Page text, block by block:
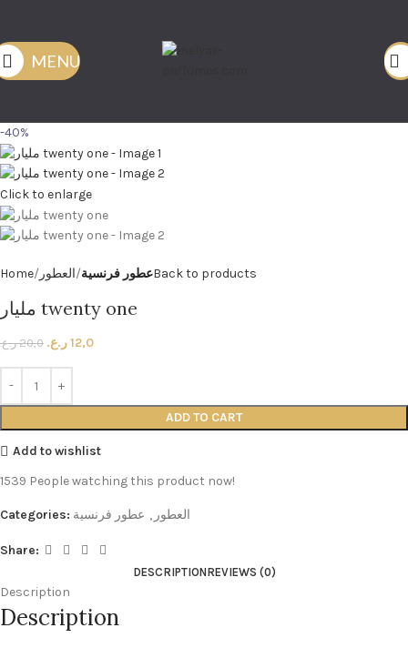
MENU
-40%
Click to enlarge
Home العطور عطور فرنسيةBack to products
مليار twenty one
20,0 ر.ع. 12,0ر.ع.
ADD TO CART
Add to wishlist
1539 People watching this product now!
Categories: العطور , عطور فرنسية
Share:
DESCRIPTIONREVIEWS (0)
Description
Description